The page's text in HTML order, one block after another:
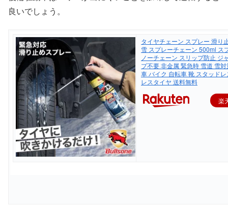
良いでしょう。
タイヤチェーン スプレー 滑り
雪 スプレーチェーン 500ml ス
ノーチェーン スリップ防止 ジ
プ不要 非金属 緊急時 雪道 雪
車 バイク 自転車 靴 スタッド
レスタイヤ 送料無料
楽